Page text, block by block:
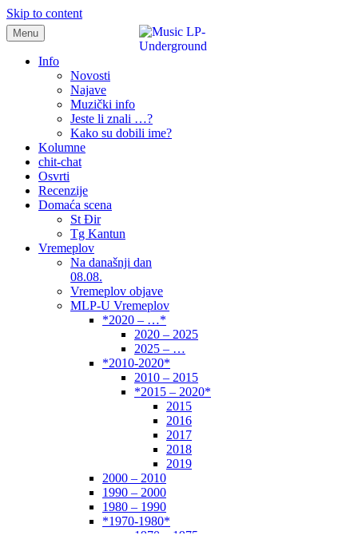
Skip to content
samo muzika i …..
Menu
Info
Novosti
Najave
Muzički info
Jeste li znali …?
Kako su dobili ime?
Kolumne
chit-chat
Osvrti
Recenzije
Domaća scena
St Đir
Tg Kantun
Vremeplov
Na današnji dan
08.08.
Vremeplov objave
MLP-U Vremeplov
*2020 – …*
2020 – 2025
2025 – …
*2010-2020*
2010 – 2015
*2015 – 2020*
2015
2016
2017
2018
2019
2000 – 2010
1990 – 2000
1980 – 1990
*1970-1980*
1970 – 1975